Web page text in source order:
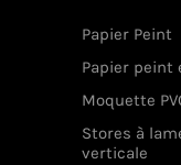
Papier Peint
Papier peint
Moquette
Stores à
verticale